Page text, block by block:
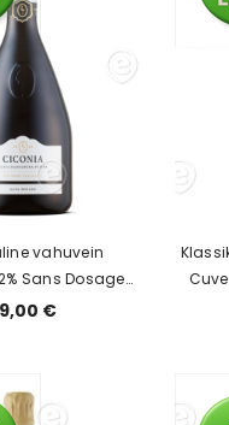
vahuvein
Sans Dosage
0,75l €